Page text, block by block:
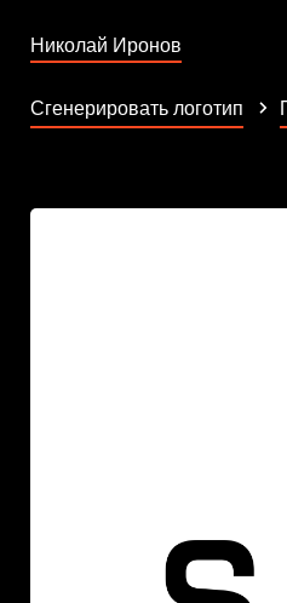
Николай Иронов
Сгенерировать логотип